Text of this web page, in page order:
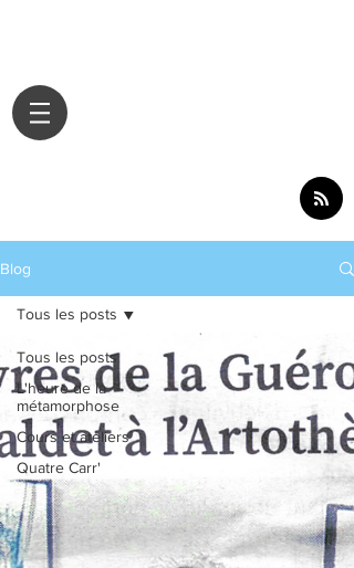
Blog
Tous les posts
L'heure de la
métamorphose
Cours et ateliers
Quatre Carr'
Tous les posts